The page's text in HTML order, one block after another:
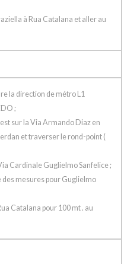
à Rua Catalana et aller au
la direction de métro L1
;
sur la Via Armando Diaz en
et traverser le rond-point (
Cardinale Guglielmo Sanfelice ;
mesures pour Guglielmo
Catalana pour 100 mt . au